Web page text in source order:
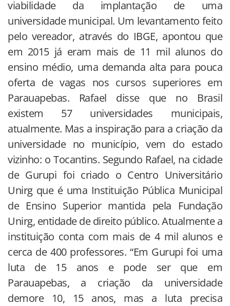
viabilidade da implantação de uma
universidade municipal. Um levantamento feito
pelo vereador, através do IBGE, apontou que
em 2015 já eram mais de 11 mil alunos do
ensino médio, uma demanda alta para pouca
oferta de vagas nos cursos superiores em
Parauapebas. Rafael disse que no Brasil
existem 57 universidades municipais,
atualmente. Mas a inspiração para a criação da
universidade no município, vem do estado
vizinho: o Tocantins. Segundo Rafael, na cidade
de Gurupi foi criado o Centro Universitário
Unirg que é uma Instituição Pública Municipal
de Ensino Superior mantida pela Fundação
Unirg, entidade de direito público. Atualmente a
instituição conta com mais de 4 mil alunos e
cerca de 400 professores. “Em Gurupi foi uma
luta de 15 anos e pode ser que em
Parauapebas, a criação da universidade
demore 10, 15 anos, mas a luta precisa